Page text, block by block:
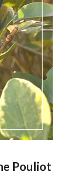
Pouliot